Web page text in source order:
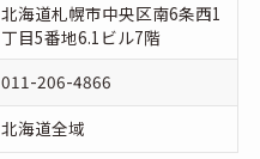
北海道札幌市中央区南6条西1
丁目5番地6.1ビル7階
011-206-4866
北海道全域